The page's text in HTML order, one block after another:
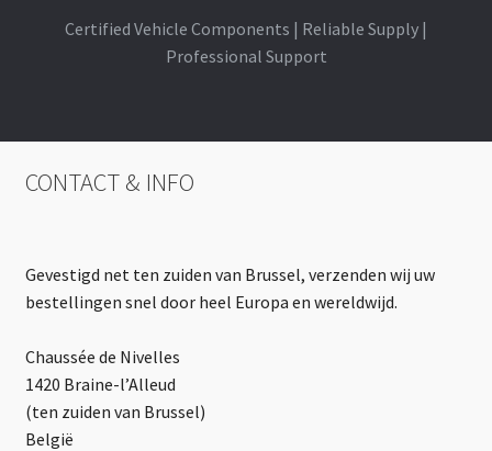
e
Certified Vehicle Components | Reliable Supply |
Professional Support
CONTACT & INFO
Gevestigd net ten zuiden van Brussel, verzenden wij uw
bestellingen snel door heel Europa en wereldwijd.
Chaussée de Nivelles
1420 Braine-l’Alleud
(ten zuiden van Brussel)
België